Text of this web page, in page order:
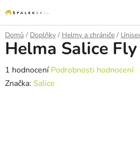
Domů / Doplňky / Helmy a chrániče /
Helma Salice Fly
Průměrné hodnocení produktu je 1,0 z
1 hodnocení Podrobnosti hodnocení
Značka: Salice